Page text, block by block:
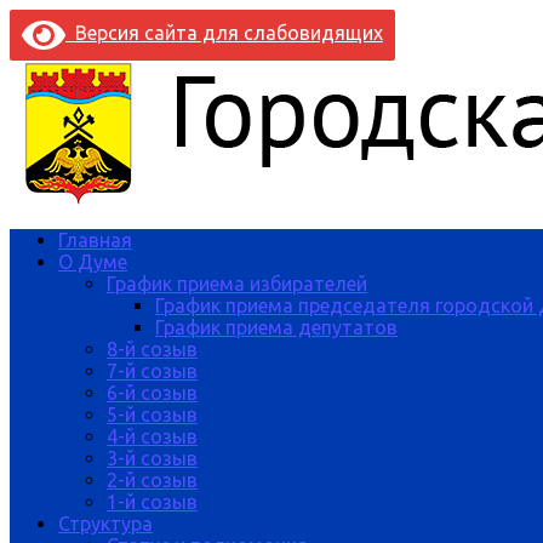
Версия сайта для слабовидящих
Главная
О Думе
График приема избирателей
График приема председателя
График приема депутатов
8-й созыв
7-й созыв
6-й созыв
5-й созыв
4-й созыв
3-й созыв
2-й созыв
1-й созыв
Структура